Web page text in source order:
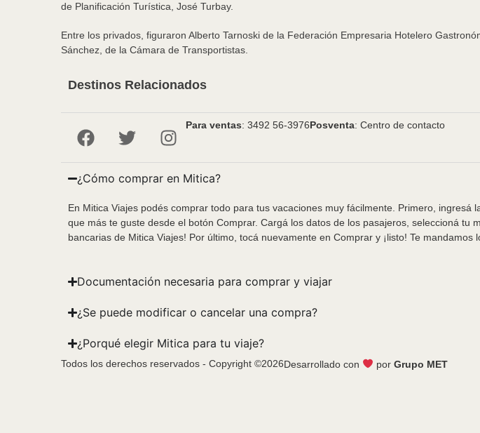
de Planificación Turística, José Turbay.
Entre los privados, figuraron Alberto Tarnoski de la Federación Empresaria Hotelero
Sánchez, de la Cámara de Transportistas.
Destinos Relacionados
Para ventas: 3492 56-3976Posventa: Centro de contacto
¿Cómo comprar en Mitica?
En Mitica Viajes podés comprar todo para tus vacaciones muy fácilmente. Primero,
que más te guste desde el botón Comprar. Cargá los datos de los pasajeros, seleccioná
bancarias de Mitica Viajes! Por último, tocá nuevamente en Comprar y ¡listo! Te
Documentación necesaria para comprar y viajar
¿Se puede modificar o cancelar una compra?
¿Porqué elegir Mitica para tu viaje?
Todos los derechos reservados - Copyright ©2026Desarrollado con por Grupo MET